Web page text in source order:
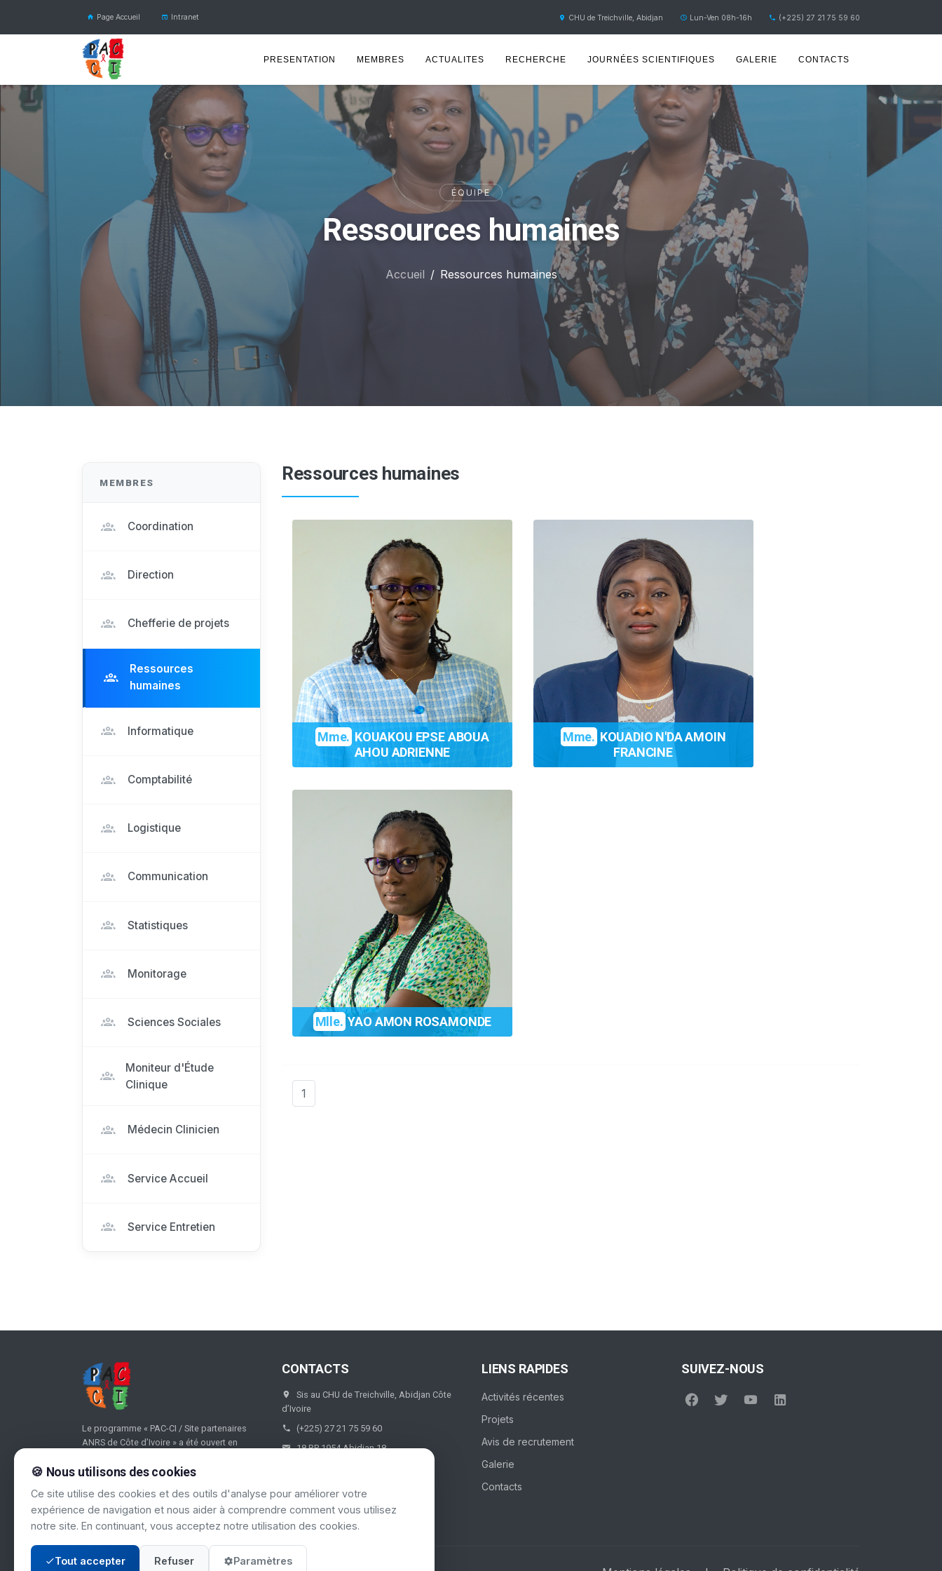
Page Accueil Intranet CHU de Treichville, Abidjan Lun-Ven 08h-16h (+225) 27 21 75 59 60
PRESENTATION MEMBRES ACTUALITES RECHERCHE JOURNÉES SCIENTIFIQUES GALERIE CONTACTS
ÉQUIPE
Ressources humaines
Accueil Ressources humaines
MEMBRES
Coordination
Direction
Chefferie de projets
Ressources
humaines
Informatique
Comptabilité
Logistique
Communication
Statistiques
Monitorage
Sciences Sociales
Moniteur d'Étude
Clinique
Médecin Clinicien
Service Accueil
Service Entretien
Ressources humaines
Mme. KOUAKOU EPSE ABOUA
AHOU ADRIENNE
Mme. KOUADIO N'DA AMOIN
FRANCINE
Mlle. YAO AMON ROSAMONDE
1
Le programme « PAC-CI / Site partenaires
ANRS de Côte d’Ivoire » a été ouvert en
entre le Ministère ivoirien de la Santé, le
Finances, le Ministère français de la
Coopération et l’ANRS.
CONTACTS
Sis au CHU de Treichville, Abidjan Côte
d’Ivoire
(+225) 27 21 75 59 60
18 BP 1954 Abidjan 18
LIENS RAPIDES
Activités récentes
Projets
Avis de recrutement
Galerie
Contacts
SUIVEZ-NOUS
🍪 Nous utilisons des cookies
Ce site utilise des cookies et des outils d'analyse pour améliorer votre
expérience de navigation et nous aider à comprendre comment vous utilisez
notre site. En continuant, vous acceptez notre utilisation des cookies.
Tout accepter Refuser Paramètres